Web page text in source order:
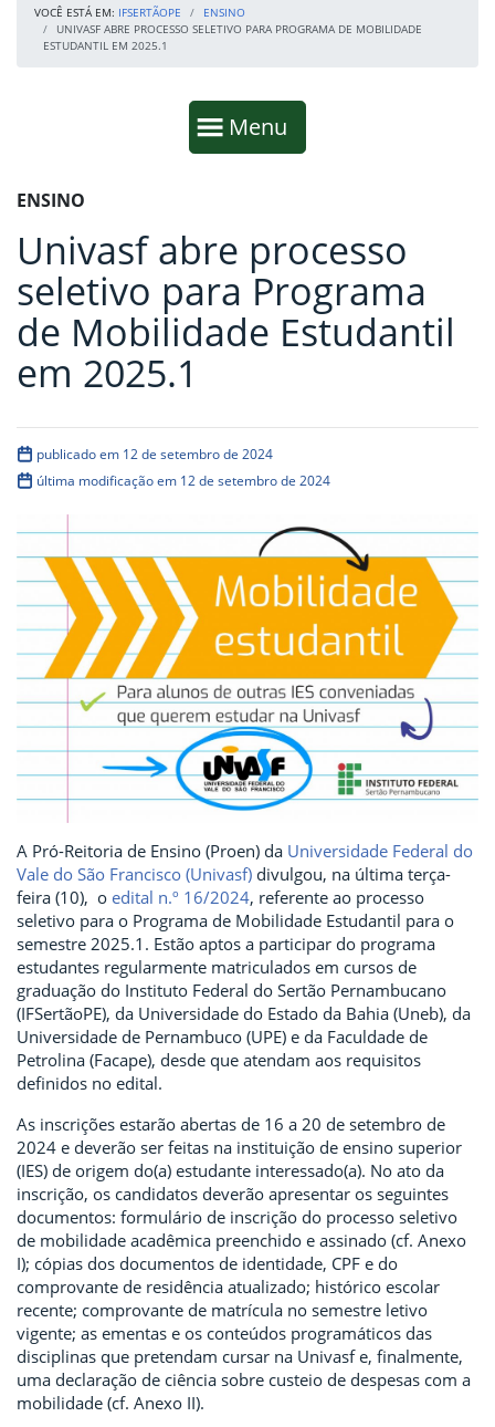
VOCÊ ESTÁ EM: IFSERTÃOPE
ENSINO
UNIVASF ABRE PROCESSO SELETIVO PARA PROGRAMA DE MOBILIDADE
ESTUDANTIL EM 2025.1
Mostrar
Menu
Fim da navegação
Início do conteúdo
ENSINO
Univasf abre processo
seletivo para Programa
de Mobilidade Estudantil
em 2025.1
publicado em 12 de setembro de 2024
última modificação em 12 de setembro de 2024
A Pró-Reitoria de Ensino (Proen) da Universidade Federal do
Vale do São Francisco (Univasf) divulgou, na última terça-
feira (10), o edital n.º 16/2024, referente ao processo
seletivo para o Programa de Mobilidade Estudantil para o
semestre 2025.1. Estão aptos a participar do programa
estudantes regularmente matriculados em cursos de
graduação do Instituto Federal do Sertão Pernambucano
(IFSertãoPE), da Universidade do Estado da Bahia (Uneb), da
Universidade de Pernambuco (UPE) e da Faculdade de
Petrolina (Facape), desde que atendam aos requisitos
definidos no edital.
As inscrições estarão abertas de 16 a 20 de setembro de
2024 e deverão ser feitas na instituição de ensino superior
(IES) de origem do(a) estudante interessado(a). No ato da
inscrição, os candidatos deverão apresentar os seguintes
documentos: formulário de inscrição do processo seletivo
de mobilidade acadêmica preenchido e assinado (cf. Anexo
I); cópias dos documentos de identidade, CPF e do
comprovante de residência atualizado; histórico escolar
recente; comprovante de matrícula no semestre letivo
vigente; as ementas e os conteúdos programáticos das
disciplinas que pretendam cursar na Univasf e, finalmente,
uma declaração de ciência sobre custeio de despesas com a
mobilidade (cf. Anexo II).